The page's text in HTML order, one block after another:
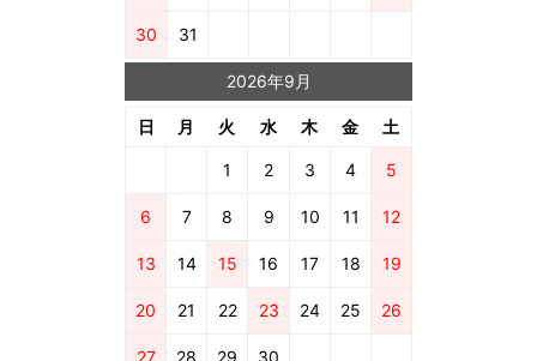
30 31
2026年9月
日 月 火 水 木 金 土
1 2 3 4 5
6 7 8 9 10 11 12
13 14 15 16 17 18 19
20 21 22 23 24 25 26